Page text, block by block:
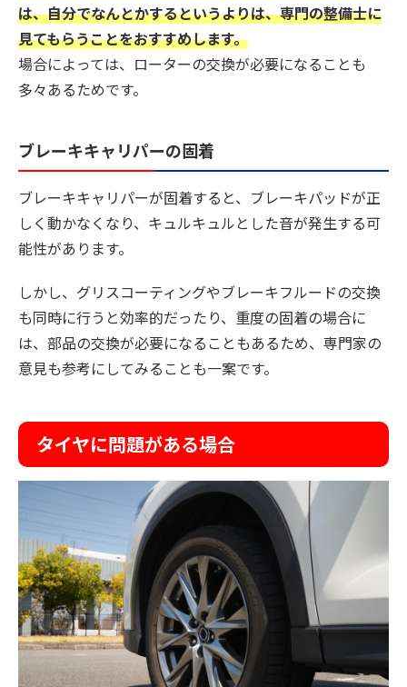
は、自分でなんとかするというよりは、専門の整備士に
見てもらうことをおすすめします。
場合によっては、ローターの交換が必要になることも
多々あるためです。
ブレーキキャリパーの固着
ブレーキキャリパーが固着すると、ブレーキパッドが正
しく動かなくなり、キュルキュルとした音が発生する可
能性があります。
しかし、グリスコーティングやブレーキフルードの交換
も同時に行うと効率的だったり、重度の固着の場合に
は、部品の交換が必要になることもあるため、専門家の
意見も参考にしてみることも一案です。
タイヤに問題がある場合